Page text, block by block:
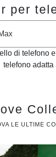
per
di telefono
telefono adatta
LE ULTIME